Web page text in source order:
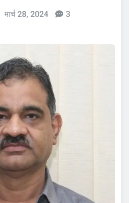
मार्च 28, 2024 3